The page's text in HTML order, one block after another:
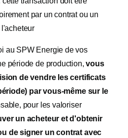
par un contrat ou un
au SPW Energie de vos
période de production,vous
de vendre les certificats
par vous-même sur le
pour les valoriser
un acheteur et d'obtenir
de signer un contrat avec